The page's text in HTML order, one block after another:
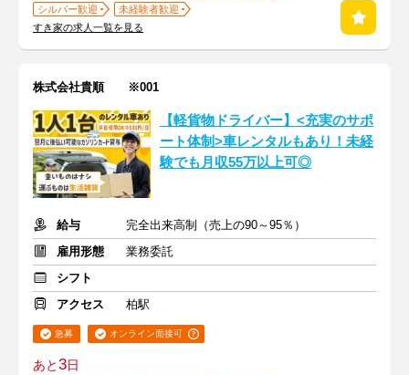
シルバー歓迎
未経験者歓迎
すき家の求人一覧を見る
株式会社貴順 ※001
【軽貨物ドライバー】<充実のサポ
ート体制>車レンタルもあり！未経
験でも月収55万以上可◎
給与
完全出来高制（売上の90～95％）
雇用形態
業務委託
シフト
アクセス
柏駅
急募 オンライン面接可
あと3日